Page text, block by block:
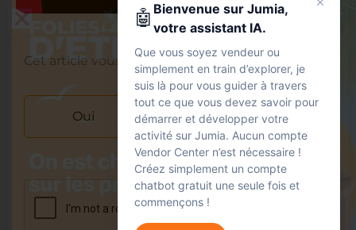
Cet article vous a-t-il été utile ?
Oui Non
🤖 Bienvenue sur Jumia,
votre assistant IA.
Que vous soyez vendeur ou
simplement en train d’explorer, je
suis là pour vous guider à travers
tout ce que vous devez savoir pour
démarrer et développer votre
activité sur Jumia. Aucun compte
Vendor Center n’est nécessaire !
Créez simplement un compte
chatbot gratuit une seule fois et
commençons !